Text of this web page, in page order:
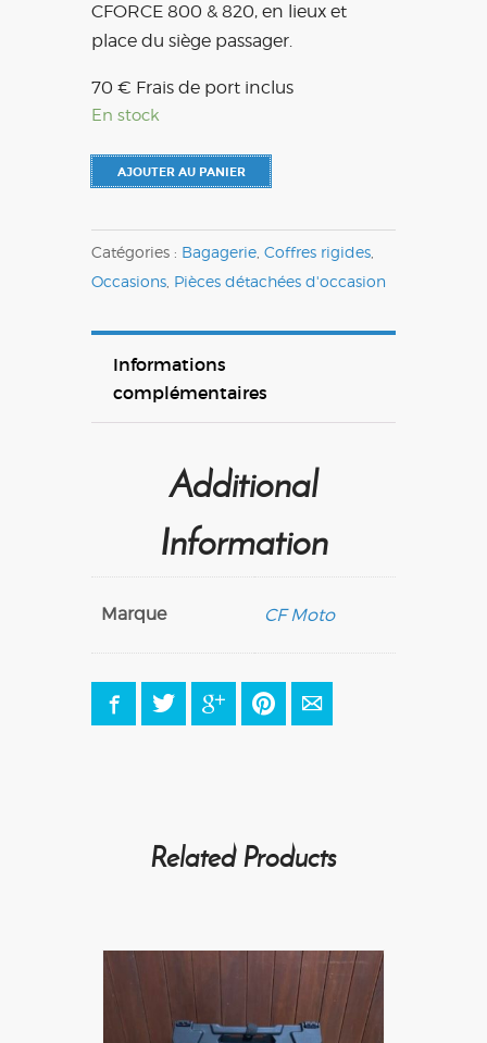
CFORCE 800 & 820, en lieux et
place du siège passager.
70 € Frais de port inclus
En stock
AJOUTER AU PANIER
Catégories : Bagagerie, Coffres rigides,
Occasions, Pièces détachées d'occasion
Informations
complémentaires
Additional
Information
Marque CF Moto
FacebookTwitter Google+ PinterestE-mail
Related Products